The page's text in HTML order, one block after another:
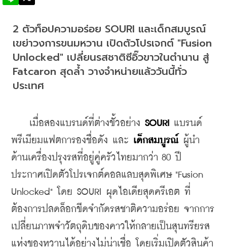
2 ตัวท็อปความอร่อย SOURI และเด็กสมบูรณ์
เขย่าวงการขนมหวาน เปิดตัวโปรเจกต์ "Fusion
Unlocked" เปลี่ยนรสชาติซีอิ๊วขาวในตำนาน สู่
Fatcaron สุดล้ำ วางจำหน่ายแล้ววันนี้ทั่ว
ประเทศ
เมื่อสองแบรนด์ที่ต่างขั้วอย่าง SOURI
แบรนด์
พรีเมียมแฟตการองชื่อดัง และ เด็กสมบูรณ์ ผู้นำ
ด้านเครื่องปรุงรสที่อยู่คู่ครัวไทยมากว่า 80 ปี
ประกาศเปิดตัวโปรเจกต์คอลแลบสุดพิเศษ "Fusion
Unlocked" โดย SOURI ผุดไอเดียสุดครีเอต ที่
ต้องการปลดล็อกขีดจำกัดรสชาติความอร่อย จากการ
เปลี่ยนภาพจำวัตถุดิบของคาวให้กลายเป็นสุนทรียรส
แห่งของหวานได้อย่างไม่น่าเชื่อ โดยเริ่มเปิดตัวสินค้า